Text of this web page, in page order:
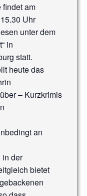
findet am
Uhr
unter dem
in
statt.
heute das
– Kurzkrimis
an
in der
bietet